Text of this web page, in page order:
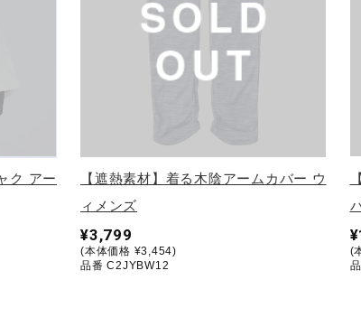
ク アー
【遮熱素材】着る木陰アームカバー ウ
ィメンズ
¥3,799
(本体価格 ¥3,454)
品番 C2JYBW12
(